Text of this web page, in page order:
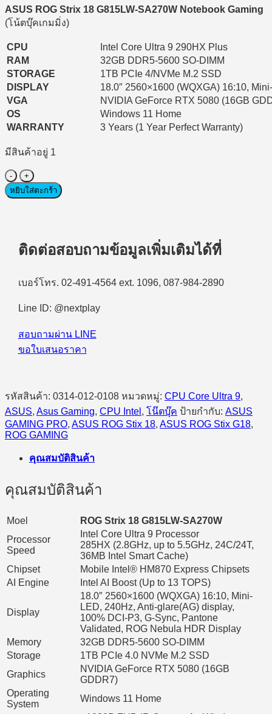
ASUS ROG Strix 18 G815LW-SA270W Notebook Gaming
(โน้ตบุ๊คเกมมิ่ง)
CPU
Intel Core Ultra 9 290HX Plus
RAM
32GB DDR5-5600 SO-DIMM
STORAGE
1TB PCIe 4/NVMe M.2 SSD
DISPLAY
18.0″ 2560×1600 (WQXGA) 16:10,
VGA
NVIDIA GeForce RTX 5080 (16GB
OS
Windows 11 Home
WARRANTY
3 Years (1 Year Perfect Warranty)
มีสินค้าอยู่ 1
จำนวน
Gaming
Notebook
เล่น
ROG
G18
G815LW-
Intel
Ultra
SSD/18″
2.5K/RTX5080
16GB/Windows
11
Home
หยิบใส่ตะกร้า
ติดต่อสอบถามข้อมูลเพิ่มเติมได้ที่
เบอร์โทร. 02-491-4564 ext. 1096, 087-984-2890
Line ID: @nextplay
สอบถามผ่าน LINE
ขอใบเสนอราคา
รหัสสินค้า: 0314-012-0108 หมวดหมู่: CPU Core Ultra 9,
ASUS, Asus Gaming, CPU Intel , โน๊ตบุ๊ค ป้ายกำกับ: ASUS
GAMING PRO, ASUS ROG Stix 18, ASUS ROG Stix G18,
ROG GAMING
คุณสมบัติสินค้า
คุณสมบัติสินค้า
Moel
ROG Strix 18 G815LW-SA270W
Processor
Speed
Intel Core Ultra 9 Processor
285HX (2.8GHz, up to 5.5GHz, 24C/24T,
36MB Intel Smart Cache)
Chipset
Mobile Intel® HM870 Express Chipsets
AI Engine
Intel AI Boost (Up to 13 TOPS)
Display
18.0″ 2560×1600 (WQXGA) 16:10, Mini-
LED, 240Hz, Anti-glare(AG) display,
100% DCI-P3, G-Sync, Pantone
Validated, ROG Nebula HDR Display
Memory
32GB DDR5-5600 SO-DIMM
Storage
1TB PCIe 4.0 NVMe M.2 SSD
Graphics
NVIDIA GeForce RTX 5080 (16GB
GDDR7)
Operating
System
Windows 11 Home